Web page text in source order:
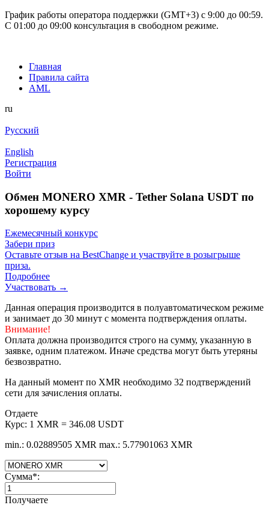
График работы оператора поддержки (GMT+3) c 9:00 до 00:59.
С 01:00 до 09:00 консультация в свободном режиме.
Главная
Правила сайта
AML
ru
Русский
English
Регистрация
Войти
Обмен MONERO XMR - Tether Solana USDT по
хорошему курсу
Ежемесячный конкурс
Забери приз
Оставьте отзыв на BestChange и участвуйте в розыгрыше
приза.
Подробнее
Участвовать →
Данная операция производится в полуавтоматическом режиме
и занимает до 30 минут с момента подтверждения оплаты.
Внимание!
Оплата должна производится строго на сумму, указанную в
заявке, одним платежом. Иначе средства могут быть утеряны
безвозвратно.
На данный момент по XMR необходимо 32 подтверждений
сети для зачисления оплаты.
Отдаете
Курс: 1 XMR = 346.08 USDT
min.: 0.02889505 XMR max.: 5.77901063 XMR
Сумма*:
Получаете